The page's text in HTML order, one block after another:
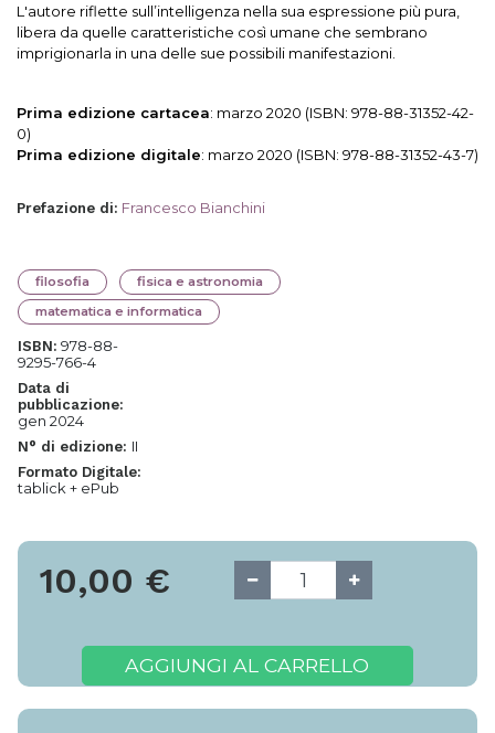
L'autore riflette sull’intelligenza nella sua espressione più pura,
libera da quelle caratteristiche così umane che sembrano
imprigionarla in una delle sue possibili manifestazioni.
Prima edizione cartacea: marzo 2020 (ISBN: 978-88-31352-42-
0)
Prima edizione digitale: marzo 2020 (ISBN: 978-88-31352-43-7)
Prefazione di: Francesco Bianchini
filosofia
fisica e astronomia
matematica e informatica
ISBN: 978-88-
9295-766-4
Data di
pubblicazione:
gen 2024
N° di edizione: II
Formato Digitale:
tablick + ePub
10,00 €
AGGIUNGI AL CARRELLO